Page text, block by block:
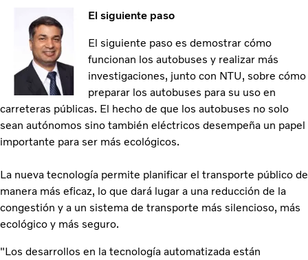
El siguiente paso
El siguiente paso es demostrar cómo
funcionan los autobuses y realizar más
investigaciones, junto con NTU, sobre cómo
preparar los autobuses para su uso en
carreteras públicas. El hecho de que los autobuses no solo
sean autónomos sino también eléctricos desempeña un papel
importante para ser más ecológicos.
La nueva tecnología permite planificar el transporte público de
manera más eficaz, lo que dará lugar a una reducción de la
congestión y a un sistema de transporte más silencioso, más
ecológico y más seguro.
"Los desarrollos en la tecnología automatizada están